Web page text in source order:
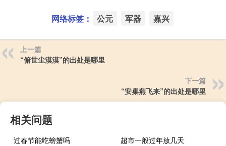
网络标签： 公元 军器 嘉兴
上一篇
“俯世尘漠漠”的出处是哪里
下一篇
“安巢燕飞来”的出处是哪里
相关问题
过春节能吃螃蟹吗
超市一般过年放几天